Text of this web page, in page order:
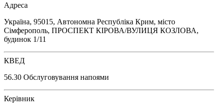
Адреса
Україна, 95015, Автономна Республіка Крим, місто
Сімферополь, ПРОСПЕКТ КІРОВА/ВУЛИЦЯ КОЗЛОВА,
будинок 1/11
КВЕД
56.30 Обслуговування напоями
Керівник